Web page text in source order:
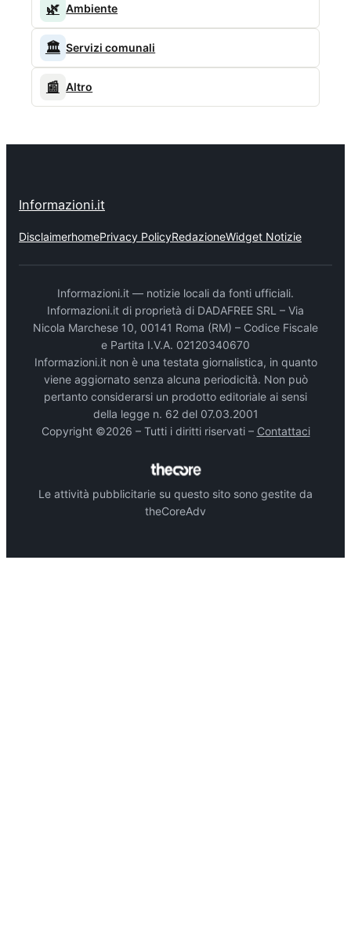
🌿 Ambiente
🏛️ Servizi comunali
📰 Altro
Informazioni.it
DisclaimerhomePrivacy PolicyRedazioneWidget Notizie
Informazioni.it — notizie locali da fonti ufficiali.
Informazioni.it di proprietà di DADAFREE SRL – Via
Nicola Marchese 10, 00141 Roma (RM) – Codice Fiscale
e Partita I.V.A. 02120340670
Informazioni.it non è una testata giornalistica, in quanto
viene aggiornato senza alcuna periodicità. Non può
pertanto considerarsi un prodotto editoriale ai sensi
della legge n. 62 del 07.03.2001
Copyright ©2026 – Tutti i diritti riservati – Contattaci
Le attività pubblicitarie su questo sito sono gestite da
theCoreAdv